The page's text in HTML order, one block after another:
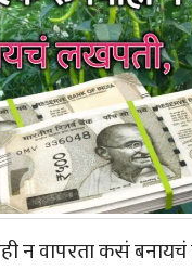
न वापरता कसं